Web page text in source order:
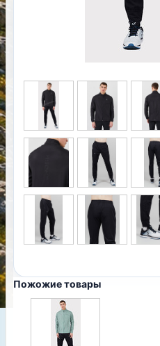
Пожожие товары